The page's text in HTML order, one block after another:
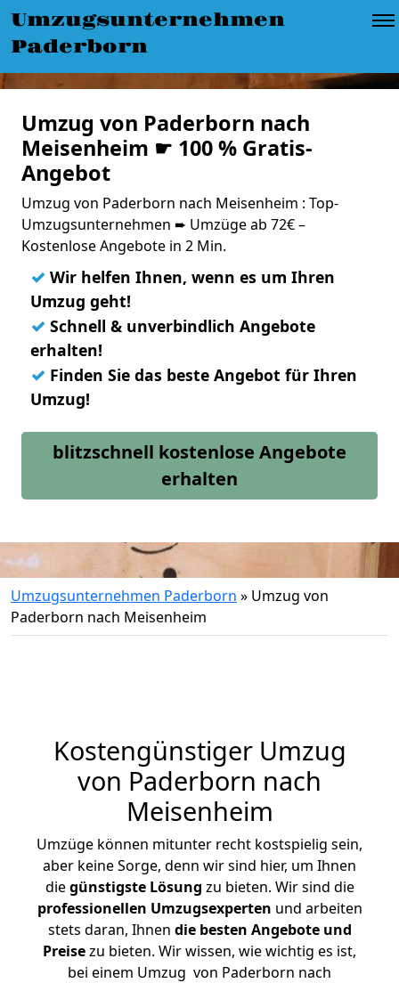
Umzugsunternehmen
Paderborn
Umzug von Paderborn nach
Meisenheim ☛ 100 % Gratis-
Angebot
Umzug von Paderborn nach Meisenheim : Top-
Umzugsunternehmen ➨ Umzüge ab 72€ –
Kostenlose Angebote in 2 Min.
✓ Wir helfen Ihnen, wenn es um Ihren
Umzug geht!
✓ Schnell & unverbindlich Angebote
erhalten!
✓ Finden Sie das beste Angebot für Ihren
Umzug!
blitzschnell kostenlose Angebote
erhalten
Umzugsunternehmen Paderborn » Umzug von
Paderborn nach Meisenheim
Kostengünstiger Umzug
von Paderborn nach
Meisenheim
Umzüge können mitunter recht kostspielig sein,
aber keine Sorge, denn wir sind hier, um Ihnen
diegünstigste Lösung zu bieten. Wir sind die
professionellen Umzugsexperten und arbeiten
stets daran, Ihnen die besten Angebote und
Preisezu bieten. Wir wissen, wie wichtig es ist,
bei einem Umzug von Paderborn nach